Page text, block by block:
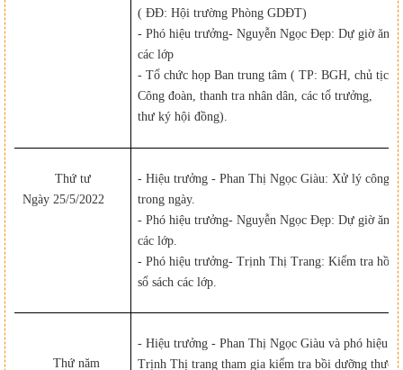
( ĐĐ: Hội trường Phòng GDĐT)
- Phó hiệu trưởng- Nguyễn Ngọc Đẹp: Dự giờ ăn
các lớp
- Tổ chức họp Ban trung tâm ( TP: BGH, chủ tịch
Công đoàn, thanh tra nhân dân, các tổ trưởng,
thư ký hội đồng).
Thứ tư
Ngày 25/5/2022
- Hiệu trưởng - Phan Thị Ngọc Giàu: Xử lý công
trong ngày.
- Phó hiệu trưởng- Nguyễn Ngọc Đẹp: Dự giờ ăn
các lớp.
- Phó hiệu trưởng- Trịnh Thị Trang: Kiểm tra hồ sơ
sổ sách các lớp.
Thứ năm
- Hiệu trưởng - Phan Thị Ngọc Giàu và phó hiệu
Trịnh Thị trang tham gia kiểm tra bồi dưỡng